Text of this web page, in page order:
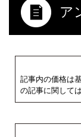
ア
記事内の価格は
の記事に関して